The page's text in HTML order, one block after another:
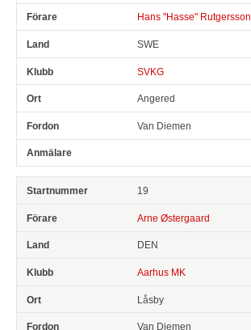
Hans "Hasse" Rutgersson
SWE
SVKG
Angered
Van Diemen
19
Arne Østergaard
DEN
Aarhus MK
Låsby
Van Diemen